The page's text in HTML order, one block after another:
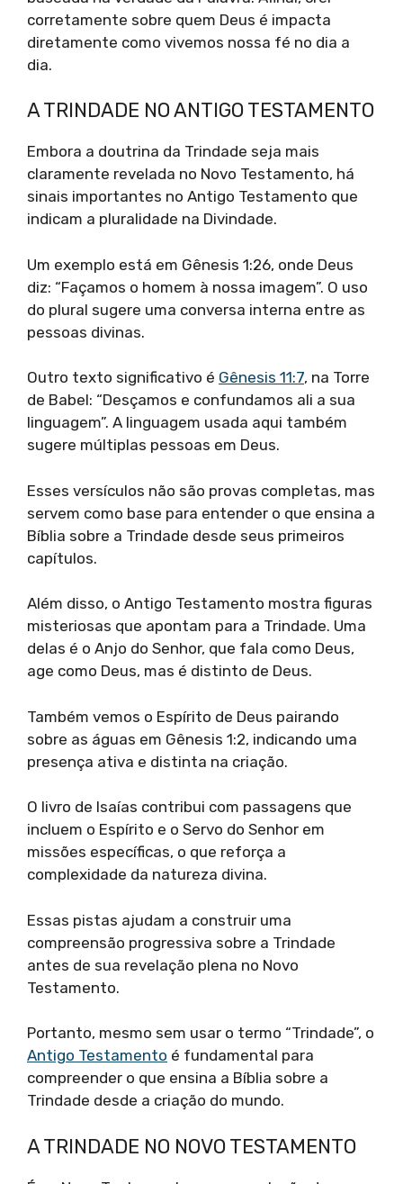
corretamente sobre quem Deus é impacta
diretamente como vivemos nossa fé no dia a
dia.
A TRINDADE NO ANTIGO TESTAMENTO
Embora a doutrina da Trindade seja mais
claramente revelada no Novo Testamento, há
sinais importantes no Antigo Testamento que
indicam a pluralidade na Divindade.
Um exemplo está em Gênesis 1:26, onde Deus
diz: “Façamos o homem à nossa imagem”. O uso
do plural sugere uma conversa interna entre as
pessoas divinas.
Outro texto significativo é Gênesis 11:7, na Torre
de Babel: “Desçamos e confundamos ali a sua
linguagem”. A linguagem usada aqui também
sugere múltiplas pessoas em Deus.
Esses versículos não são provas completas, mas
servem como base para entender o que ensina a
Bíblia sobre a Trindade desde seus primeiros
capítulos.
Além disso, o Antigo Testamento mostra figuras
misteriosas que apontam para a Trindade. Uma
delas é o Anjo do Senhor, que fala como Deus,
age como Deus, mas é distinto de Deus.
Também vemos o Espírito de Deus pairando
sobre as águas em Gênesis 1:2, indicando uma
presença ativa e distinta na criação.
O livro de Isaías contribui com passagens que
incluem o Espírito e o Servo do Senhor em
missões específicas, o que reforça a
complexidade da natureza divina.
Essas pistas ajudam a construir uma
compreensão progressiva sobre a Trindade
antes de sua revelação plena no Novo
Testamento.
Portanto, mesmo sem usar o termo “Trindade”, o
Antigo Testamento é fundamental para
compreender o que ensina a Bíblia sobre a
Trindade desde a criação do mundo.
A TRINDADE NO NOVO TESTAMENTO